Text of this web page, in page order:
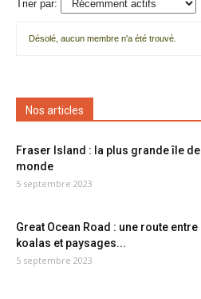
Trier par:
amis
Désolé, aucun membre n'a été trouvé.
Nos articles
Fraser Island : la plus grande île
monde
5 septembre 2023
Great Ocean Road : une route
koalas et paysages...
5 septembre 2023